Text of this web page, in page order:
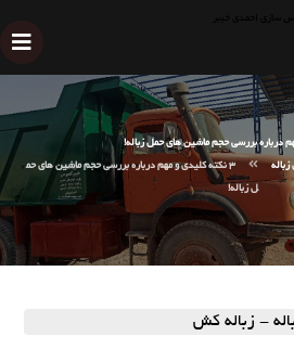
3 نکته کلیدی و مهم درباره بررسی حجم ماشین های حم
ل زباله!